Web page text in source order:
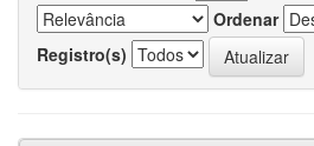
Ordenar
Registro(s)